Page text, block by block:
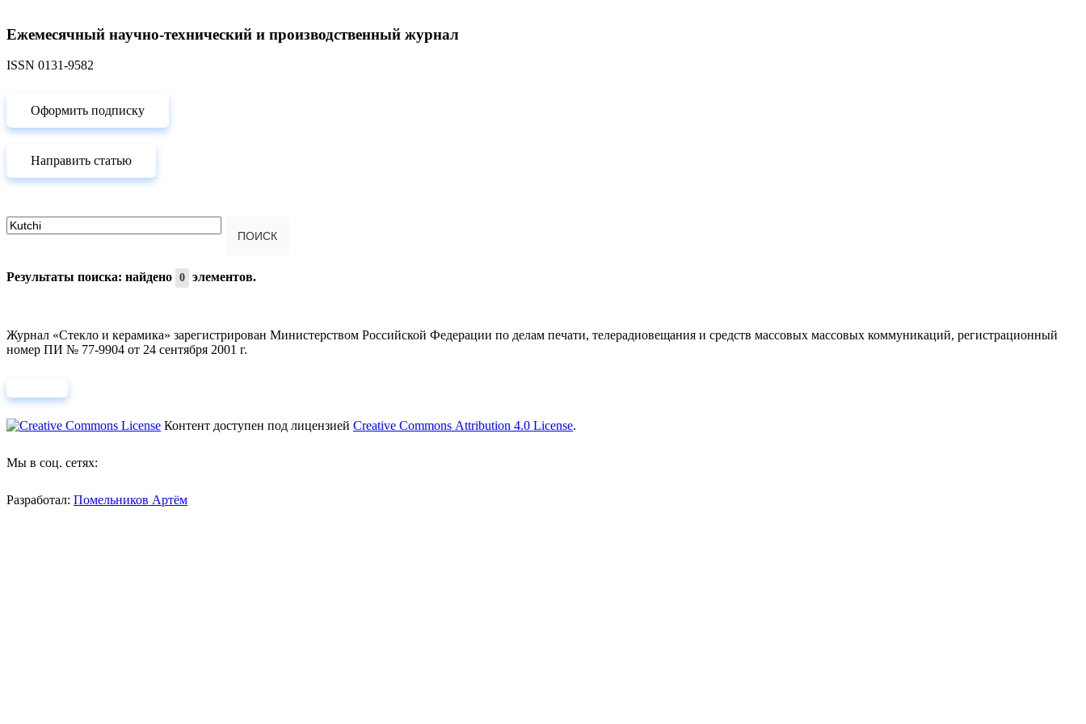
Ежемесячный научно-технический и производственный журнал
ISSN 0131-9582
Оформить подписку
Направить статью
Введите текст для поиска...
ПОИСК
Результаты поиска: найдено 0 элементов.
Журнал «Стекло и керамика» зарегистрирован Министерством Российской Федерации по делам печати, телерадиовещания и средств массовых массовых коммуникаций, регистрационный
номер ПИ № 77-9904 от 24 сентября 2001 г.
Контент доступен под лицензией Creative Commons Attribution 4.0 License.
Мы в соц. сетях:
Разработал: Помельников Артём